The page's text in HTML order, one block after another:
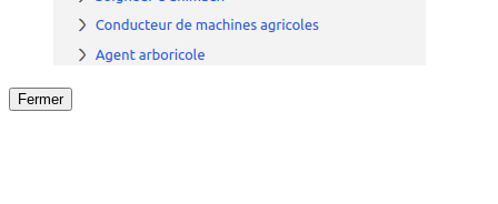
Fermer